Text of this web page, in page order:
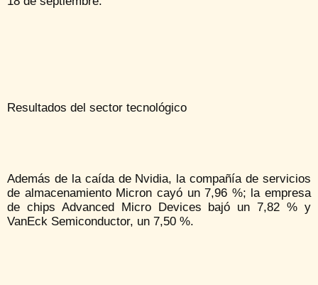
Resultados del sector tecnológico
Además de la caída de Nvidia, la compañía de servicios
de almacenamiento Micron cayó un 7,96 %; la empresa
de chips Advanced Micro Devices bajó un 7,82 % y
VanEck Semiconductor, un 7,50 %.